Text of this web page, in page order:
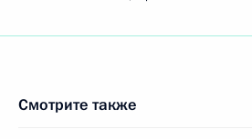
Смотрите также